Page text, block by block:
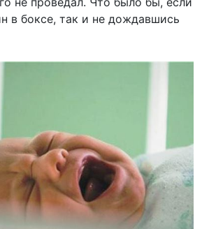
в боксе, так и не дождавшись